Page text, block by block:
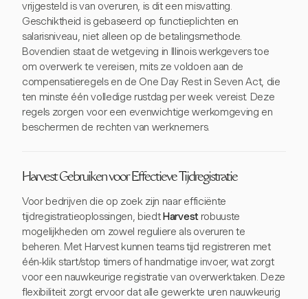
vrijgesteld is van overuren, is dit een misvatting.
Geschiktheid is gebaseerd op functieplichten en
salarisniveau, niet alleen op de betalingsmethode.
Bovendien staat de wetgeving in Illinois werkgevers toe
om overwerk te vereisen, mits ze voldoen aan de
compensatieregels en de One Day Rest in Seven Act, die
ten minste één volledige rustdag per week vereist. Deze
regels zorgen voor een evenwichtige werkomgeving en
beschermen de rechten van werknemers.
Harvest Gebruiken voor Effectieve Tijdregistratie
Voor bedrijven die op zoek zijn naar efficiënte
tijdregistratieoplossingen, biedtHarvestrobuuste
mogelijkheden om zowel reguliere als overuren te
beheren. Met Harvest kunnen teams tijd registreren met
één-klik start/stop timers of handmatige invoer, wat zorgt
voor een nauwkeurige registratie van overwerktaken. Deze
flexibiliteit zorgt ervoor dat alle gewerkte uren nauwkeurig